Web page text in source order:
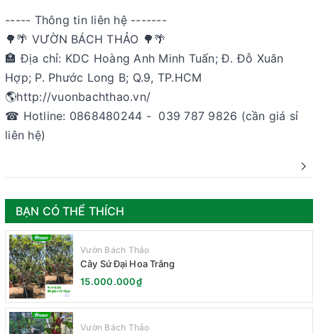
----- Thông tin liên hệ -------
🌳🌴 VƯỜN BÁCH THẢO 🌳🌴
🏣 Địa chỉ: KDC Hoàng Anh Minh Tuấn; Đ. Đỗ Xuân
Hợp; P. Phước Long B; Q.9, TP.HCM
🌎http://vuonbachthao.vn/
☎ Hotline: 0868480244 - 039 787 9826 (cần giá sỉ
liên hệ)
BẠN CÓ THỂ THÍCH
Vườn Bách Thảo
Cây Sứ Đại Hoa Trắng
15.000.000₫
Vườn Bách Thảo